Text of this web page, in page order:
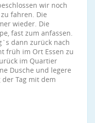
wir noch
fahren. Die
wieder. Die
fast zum anfassen.
dann zurück nach
früh im Ort Essen zu
im Quartier
Dusche und legere
Tag mit dem